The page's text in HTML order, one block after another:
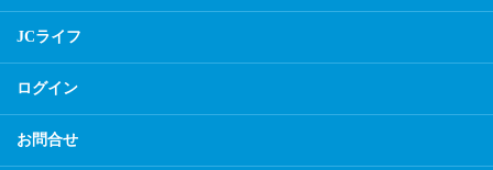
JCライフ
ログイン
お問合せ